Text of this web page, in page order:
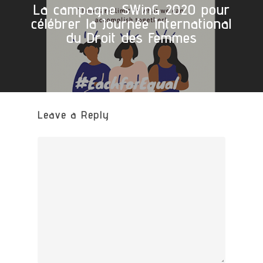
La campagne SWinG 2020 pour
célébrer la Journée International
du Droit des Femmes
Leave a Reply